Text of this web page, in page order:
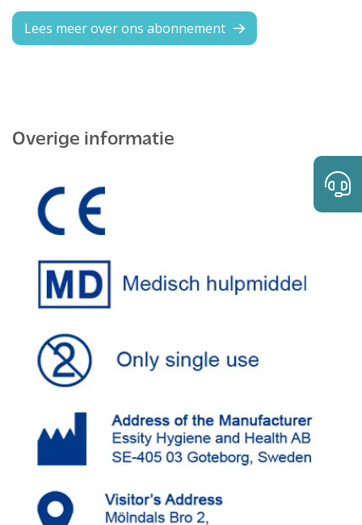
Lees meer over ons abonnement
Overige informatie